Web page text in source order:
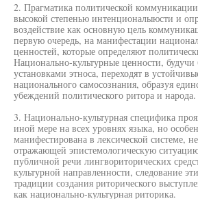
2. Прагматика политической
высокой степенью интенционалыюсти и
воздействие как основную цель
первую очередь, на манифестации
ценностей, которые определяют
Национально-культурные ценности,
установками этноса, переходят в
национального самосознания, образуя
убеждений политического ритора и народа.
3. Национально-культурная специфика
иной мере на всех уровнях языка, но
манифестирована в лексической системе,
отражающей эпистемологическую
публичной речи лингвориторических
культурной направленности, следование
традиции создания риторического
как национально-культурная риторика.